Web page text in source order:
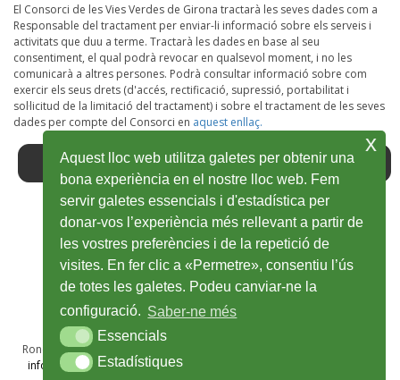
El Consorci de les Vies Verdes de Girona tractarà les seves dades com a
Responsable del tractament per enviar-li informació sobre els serveis i
activitats que duu a terme. Tractarà les dades en base al seu
consentiment, el qual podrà revocar en qualsevol moment, i no les
comunicarà a altres persones. Podrà consultar informació sobre com
exercir els seus drets (d'accés, rectificació, supressió, portabilitat i
sol·licitud de la limitació del tractament) i sobre el tractament de les seves
dades per compte del Consorci en aquest enllaç.
Facebook
Obre
en
una
finestra
nova
Twitter
Obre
en
una
finestra
nova
Youtube
Obre
en
una
finestra
Instagram
Obre
en
una
finestra
Wikiloc
Obre
en
una
finestra
Ronda Sant Antoni Maria Claret, 28A, 1r · 17002 Girona · T 972 48 69 50
info@viesverdes.org· 2025 © Consorci de les Vies Verdes de Girona
Aquest lloc web utilitza galetes per obtenir una
bona experiència en el nostre lloc web. Fem
servir galetes essencials i d'estadística per
donar-vos l’experiència més rellevant a partir de
les vostres preferències i de la repetició de
visites. En fer clic a «Permetre», consentiu l’ús
de totes les galetes. Podeu canviar-ne la
configuració. Saber-ne més
EssencialsEssencials
Estadístiques
Estadístiques
x